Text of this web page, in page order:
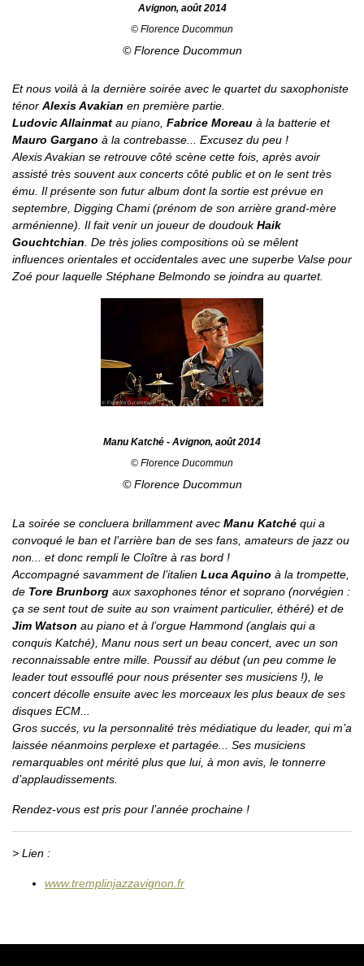
Avignon, août 2014
© Florence Ducommun
© Florence Ducommun
Et nous voilà à la dernière soirée avec le quartet du saxophoniste
ténor Alexis Avakian en première partie.
Ludovic Allainmat au piano, Fabrice Moreau à la batterie et
Mauro Gargano à la contrebasse... Excusez du peu !
Alexis Avakian se retrouve côté scène cette fois, après avoir
assisté très souvent aux concerts côté public et on le sent très
ému. Il présente son futur album dont la sortie est prévue en
septembre, Digging Chami(prénom de son arrière grand-mère
arménienne). Il fait venir un joueur de doudoukHaik
Gouchtchian. De très jolies compositions où se mêlent
influences orientales et occidentales avec une superbe Valse pour
Zoé pour laquelle Stéphane Belmondo se joindra au quartet.
Manu Katché - Avignon, août 2014
© Florence Ducommun
© Florence Ducommun
La soirée se concluera brillamment avec Manu Katché qui a
convoqué le ban et l’arrière ban de ses fans, amateurs de jazz ou
non... et donc rempli le Cloître à ras bord !
Accompagné savamment de l’italien Luca Aquino à la trompette,
de Tore Brunborg aux saxophones ténor et soprano (norvégien :
ça se sent tout de suite au son vraiment particulier, éthéré) et de
Jim Watson au piano et à l’orgue Hammond (anglais qui a
conquis Katché), Manu nous sert un beau concert, avec un son
reconnaissable entre mille. Poussif au début (un peu comme le
leader tout essouflé pour nous présenter ses musiciens !), le
concert décolle ensuite avec les morceaux les plus beaux de ses
disques ECM...
Gros succés, vu la personnalité très médiatique du leader, qui m’a
laissée néanmoins perplexe et partagée... Ses musiciens
remarquables ont mérité plus que lui, à mon avis, le tonnerre
d’applaudissements.
Rendez-vous est pris pour l’année prochaine !
> Lien :
www.tremplinjazzavignon.fr